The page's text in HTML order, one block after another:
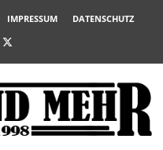
IMPRESSUM DATENSCHUTZ